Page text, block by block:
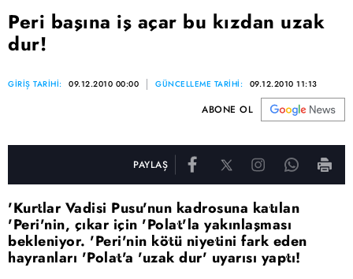
Peri başına iş açar bu kızdan uzak
dur!
GİRİŞ TARİHİ: 09.12.2010 00:00 GÜNCELLEME TARİHİ: 09.12.2010 11:13
ABONE OL
PAYLAŞ
'Kurtlar Vadisi Pusu'nun kadrosuna katılan
'Peri'nin, çıkar için 'Polat'la yakınlaşması
bekleniyor. 'Peri'nin kötü niyetini fark eden
hayranları 'Polat'a 'uzak dur' uyarısı yaptı!